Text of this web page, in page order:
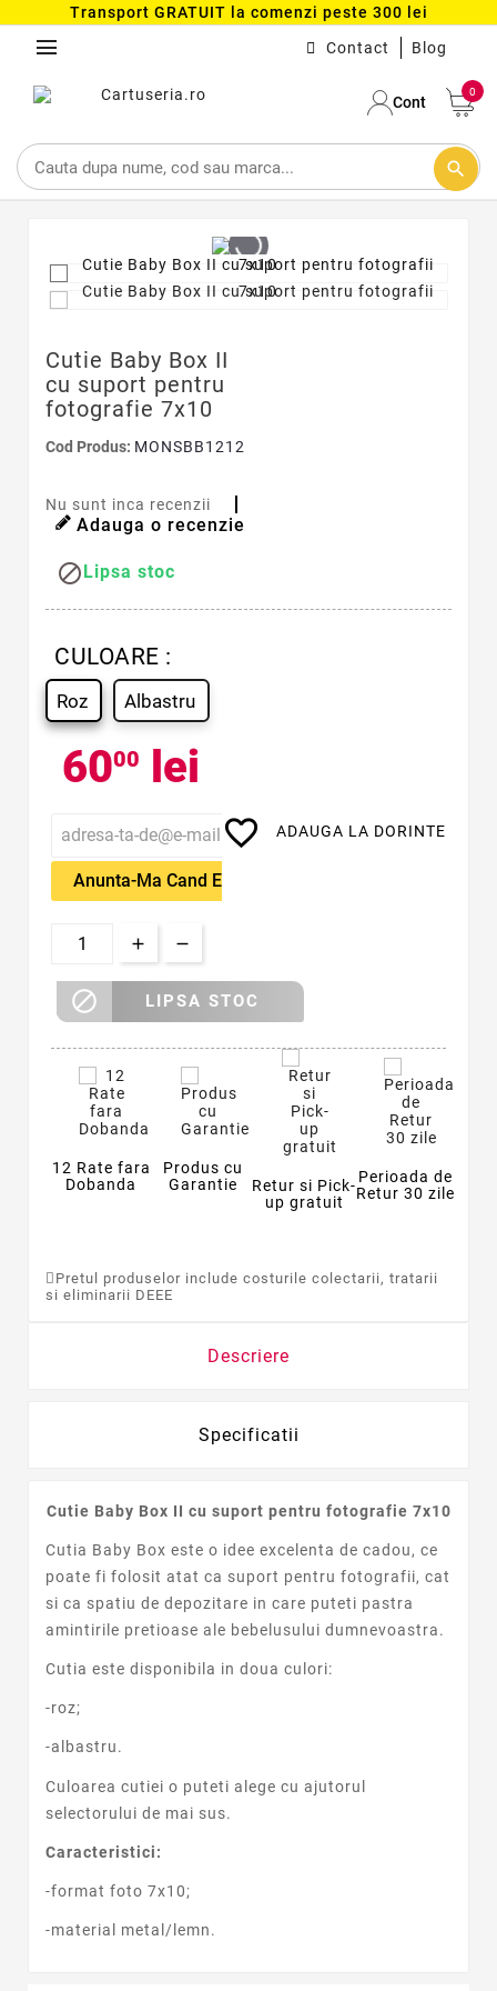
Transport GRATUIT la comenzi peste 300 lei
menu Contact Blog
Cont
0
search
Cutie Baby Box II
cu suport pentru
fotografie 7x10
Cod Produs: MONSBB1212
Nu sunt inca recenzii
Adauga o recenzie
Lipsa stoc
CULOARE :
Roz Albastru
6000 lei
Anunta-Ma Cand Este Disponibil
favorite_border ADAUGA LA DORINTE
 LIPSA STOC
12 Rate fara
Dobanda
Produs cu
Garantie
Retur si Pick-
up gratuit
Perioada de
Retur 30 zile
Pretul produselor include costurile colectarii, tratarii
si eliminarii DEEE
Descriere
Specificatii
Cutie Baby Box II cu suport pentru fotografie 7x10
Cutia Baby Box este o idee excelenta de cadou, ce
poate fi folosit atat ca suport pentru fotografii, cat
si ca spatiu de depozitare in care puteti pastra
amintirile pretioase ale bebelusului dumnevoastra.
Cutia este disponibila in doua culori:
-roz;
-albastru.
Culoarea cutiei o puteti alege cu ajutorul
selectorului de mai sus.
Caracteristici:
-format foto 7x10;
-material metal/lemn.